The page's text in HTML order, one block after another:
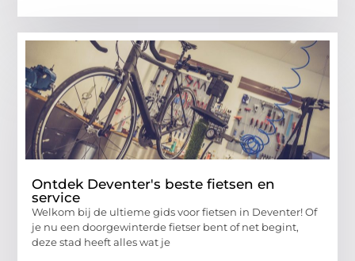
Ontdek Deventer's beste fietsen en
service
Welkom bij de ultieme gids voor fietsen in Deventer! Of
je nu een doorgewinterde fietser bent of net begint,
deze stad heeft alles wat je